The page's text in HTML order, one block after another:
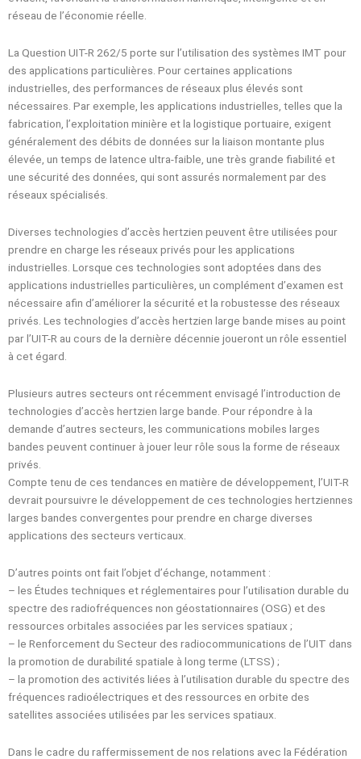
réseau de l’économie réelle.
La Question UIT-R 262/5 porte sur l’utilisation des systèmes IMT pour
des applications particulières. Pour certaines applications
industrielles, des performances de réseaux plus élevés sont
nécessaires. Par exemple, les applications industrielles, telles que la
fabrication, l’exploitation minière et la logistique portuaire, exigent
généralement des débits de données sur la liaison montante plus
élevée, un temps de latence ultra-faible, une très grande fiabilité et
une sécurité des données, qui sont assurés normalement par des
réseaux spécialisés.
Diverses technologies d’accès hertzien peuvent être utilisées pour
prendre en charge les réseaux privés pour les applications
industrielles. Lorsque ces technologies sont adoptées dans des
applications industrielles particulières, un complément d’examen est
nécessaire afin d’améliorer la sécurité et la robustesse des réseaux
privés. Les technologies d’accès hertzien large bande mises au point
par l’UIT-R au cours de la dernière décennie joueront un rôle essentiel
à cet égard.
Plusieurs autres secteurs ont récemment envisagé l’introduction de
technologies d’accès hertzien large bande. Pour répondre à la
demande d’autres secteurs, les communications mobiles larges
bandes peuvent continuer à jouer leur rôle sous la forme de réseaux
privés.
Compte tenu de ces tendances en matière de développement, l’UIT-R
devrait poursuivre le développement de ces technologies hertziennes
larges bandes convergentes pour prendre en charge diverses
applications des secteurs verticaux.
D’autres points ont fait l’objet d’échange, notamment :
– les Études techniques et réglementaires pour l’utilisation durable du
spectre des radiofréquences non géostationnaires (OSG) et des
ressources orbitales associées par les services spatiaux ;
– le Renforcement du Secteur des radiocommunications de l’UIT dans
la promotion de durabilité spatiale à long terme (LTSS) ;
– la promotion des activités liées à l’utilisation durable du spectre des
fréquences radioélectriques et des ressources en orbite des
satellites associées utilisées par les services spatiaux.
Dans le cadre du raffermissement de nos relations avec la Fédération